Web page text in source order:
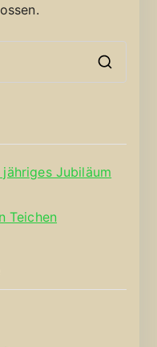
Jubiläum
Teichen